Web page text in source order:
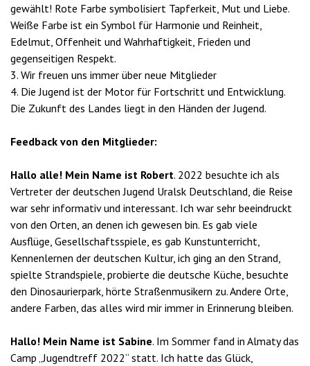
gewählt! Rote Farbe symbolisiert Tapferkeit, Mut und Liebe.
Weiße Farbe ist ein Symbol für Harmonie und Reinheit,
Edelmut, Offenheit und Wahrhaftigkeit, Frieden und
gegenseitigen Respekt.
3. Wir freuen uns immer über neue Mitglieder
4. Die Jugend ist der Motor für Fortschritt und Entwicklung.
Die Zukunft des Landes liegt in den Händen der Jugend.
Feedback von den Mitglieder:
Hallo alle! Mein Name ist Robert. 2022 besuchte ich als
Vertreter der deutschen Jugend Uralsk Deutschland, die Reise
war sehr informativ und interessant. Ich war sehr beeindruckt
von den Orten, an denen ich gewesen bin. Es gab viele
Ausflüge, Gesellschaftsspiele, es gab Kunstunterricht,
Kennenlernen der deutschen Kultur, ich ging an den Strand,
spielte Strandspiele, probierte die deutsche Küche, besuchte
den Dinosaurierpark, hörte Straßenmusikern zu. Andere Orte,
andere Farben, das alles wird mir immer in Erinnerung bleiben.
Hallo! Mein Name ist Sabine. Im Sommer fand in Almaty das
Camp „Jugendtreff 2022“ statt. Ich hatte das Glück,